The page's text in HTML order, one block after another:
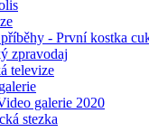
- První kostka
zpravodaj
televize
galerie 2020
stezka